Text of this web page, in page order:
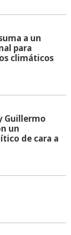
a un
para
climáticos
Guillermo
un
de cara a